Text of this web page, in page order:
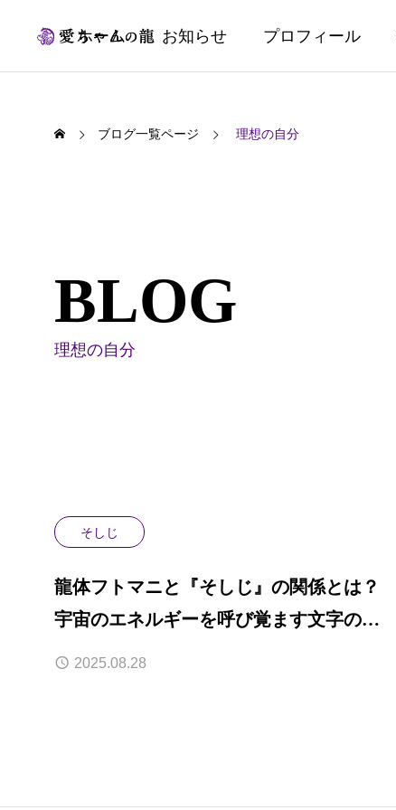
ホーム お知らせ プロフィール
ブログ一覧ページ 理想の自分
BLOG
理想の自分
そしじ
龍体フトマニと『そしじ』の関係とは？
宇宙のエネルギーを呼び覚ます文字の物
語
2025.08.28